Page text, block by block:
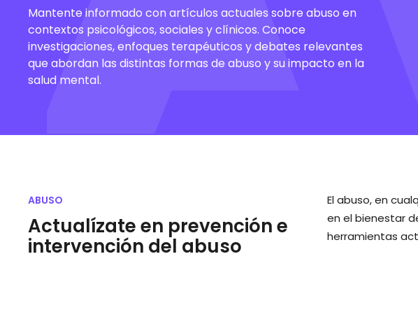
Mantente informado con artículos actuales sobre abuso en
contextos psicológicos, sociales y clínicos. Conoce
investigaciones, enfoques terapéuticos y debates relevantes
que abordan las distintas formas de abuso y su impacto en la
salud mental.
ABUSO
Actualízate en prevención e
intervención del abuso
El abuso, en
en el bienestar
herramientas